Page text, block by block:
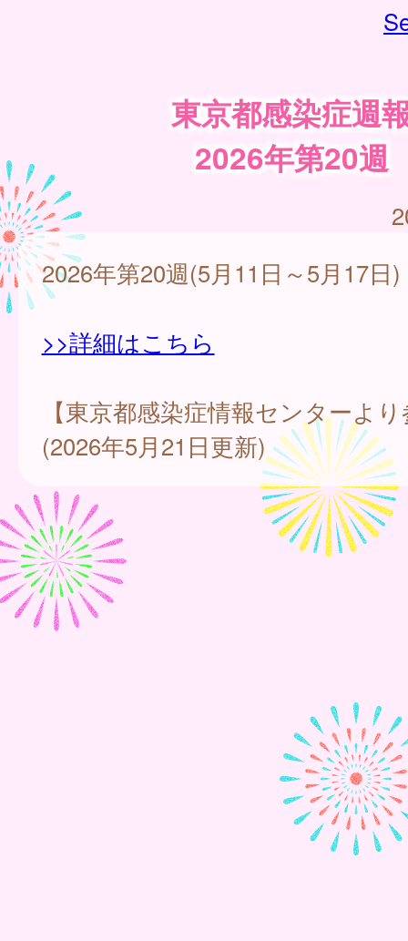
東京都感染症週
2026年第20週
2026年第20週(5月11日～5月17日)
>>詳細はこちら
【東京都感染症情報センターよ
(2026年5月21日更新)